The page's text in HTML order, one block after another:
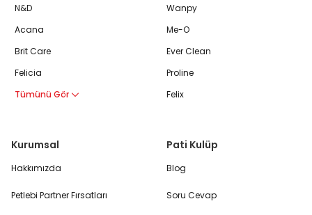
N&D
Acana
Brit Care
Felicia
Tümünü Gör
Wanpy
Me-O
Ever Clean
Proline
Felix
Kurumsal
Hakkımızda
Petlebi Partner Fırsatları
Pati Kulüp
Blog
Soru Cevap